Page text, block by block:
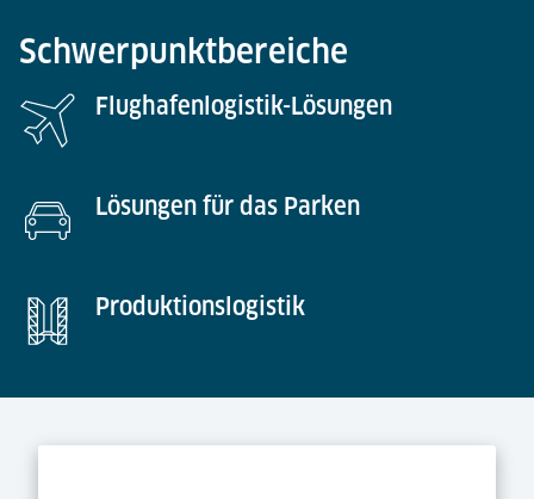
Schwerpunktbereiche
Flughafenlogistik-Lösungen
Lösungen für das Parken
Produktionslogistik